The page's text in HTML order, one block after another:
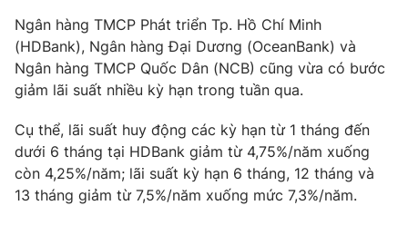
Thị trường 24h Tấm lòng Việt
VTV4 Vươn mình bằng AI
VTV9 VTV8
Liên hệ tòa soạn English
Ngân hàng TMCP Phát triển Tp. Hồ Chí Minh
(HDBank), Ngân hàng Đại Dương (OceanBank) và
Ngân hàng TMCP Quốc Dân (NCB) cũng vừa có bước
giảm lãi suất nhiều kỳ hạn trong tuần qua.
Cụ thể, lãi suất huy động các kỳ hạn từ 1 tháng đến
dưới 6 tháng tại HDBank giảm từ 4,75%/năm xuống
còn 4,25%/năm; lãi suất kỳ hạn 6 tháng, 12 tháng và
13 tháng giảm từ 7,5%/năm xuống mức 7,3%/năm.